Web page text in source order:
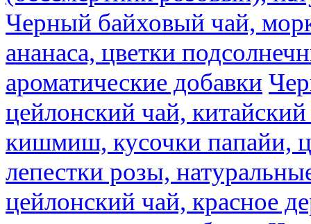
Черный байховый чай,
ананаса, цветки
ароматические добавки
цейлонский чай,
кишмиш, кусочки папайи,
лепестки розы,
цейлонский чай, красное